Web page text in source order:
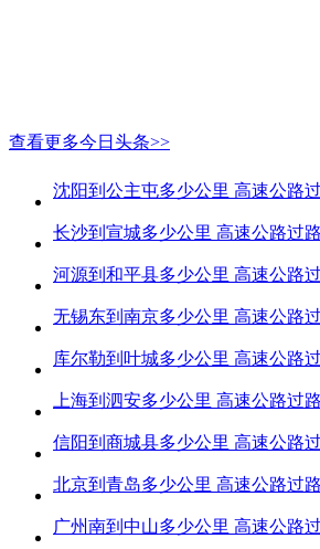
查看更多今日头条>>
沈阳到公主屯多少公里 高速公路
长沙到宣城多少公里 高速公路过
河源到和平县多少公里 高速公路
无锡东到南京多少公里 高速公路
库尔勒到叶城多少公里 高速公路
上海到泗安多少公里 高速公路过
信阳到商城县多少公里 高速公路
北京到青岛多少公里 高速公路过
广州南到中山多少公里 高速公路